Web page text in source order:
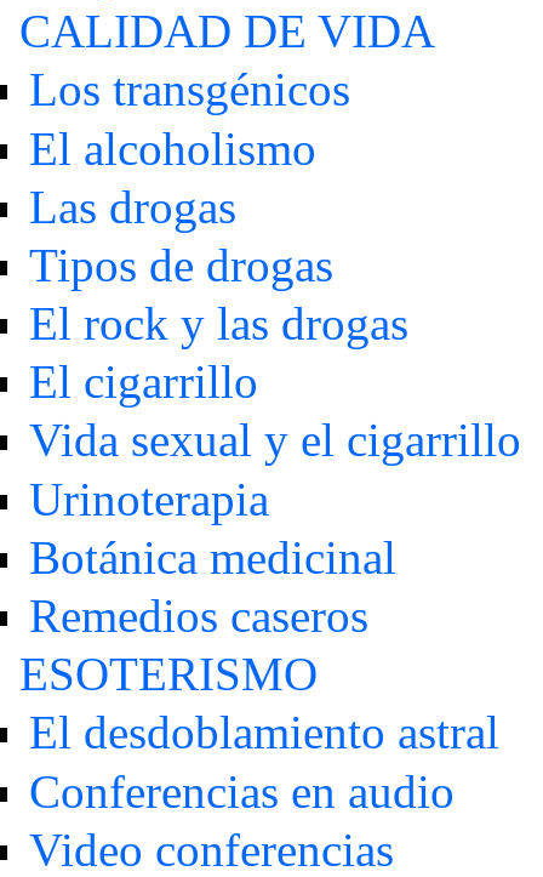
CALIDAD DE VIDA
Los transgénicos
El alcoholismo
Las drogas
Tipos de drogas
El rock y las drogas
El cigarrillo
Vida sexual y el cigarrillo
Urinoterapia
Botánica medicinal
Remedios caseros
ESOTERISMO
El desdoblamiento astral
Conferencias en audio
Video conferencias